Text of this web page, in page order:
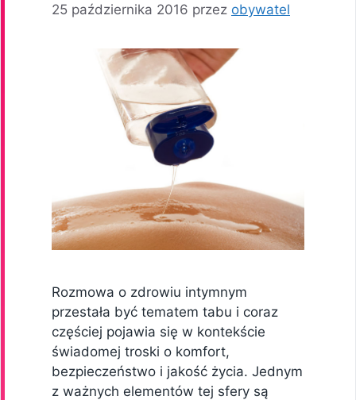
25 października 2016 przez obywatel
Rozmowa o zdrowiu intymnym
przestała być tematem tabu i coraz
częściej pojawia się w kontekście
świadomej troski o komfort,
bezpieczeństwo i jakość życia. Jednym
z ważnych elementów tej sfery są